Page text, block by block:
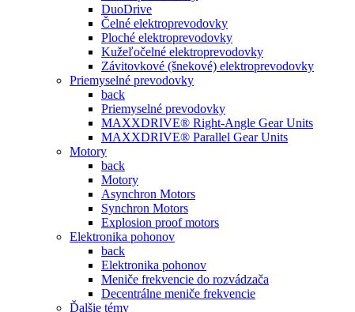
DuoDrive
Čelné elektroprevodovky
Ploché elektroprevodovky
Kužeľočelné elektroprevodovky
Závitovkové (šnekové) elektroprevodovky
Priemyselné prevodovky
back
Priemyselné prevodovky
MAXXDRIVE® Right-Angle Gear Units
MAXXDRIVE® Parallel Gear Units
Motory
back
Motory
Asynchron Motors
Synchron Motors
Explosion proof motors
Elektronika pohonov
back
Elektronika pohonov
Meniče frekvencie do rozvádzača
Decentrálne meniče frekvencie
Ďalšie témy